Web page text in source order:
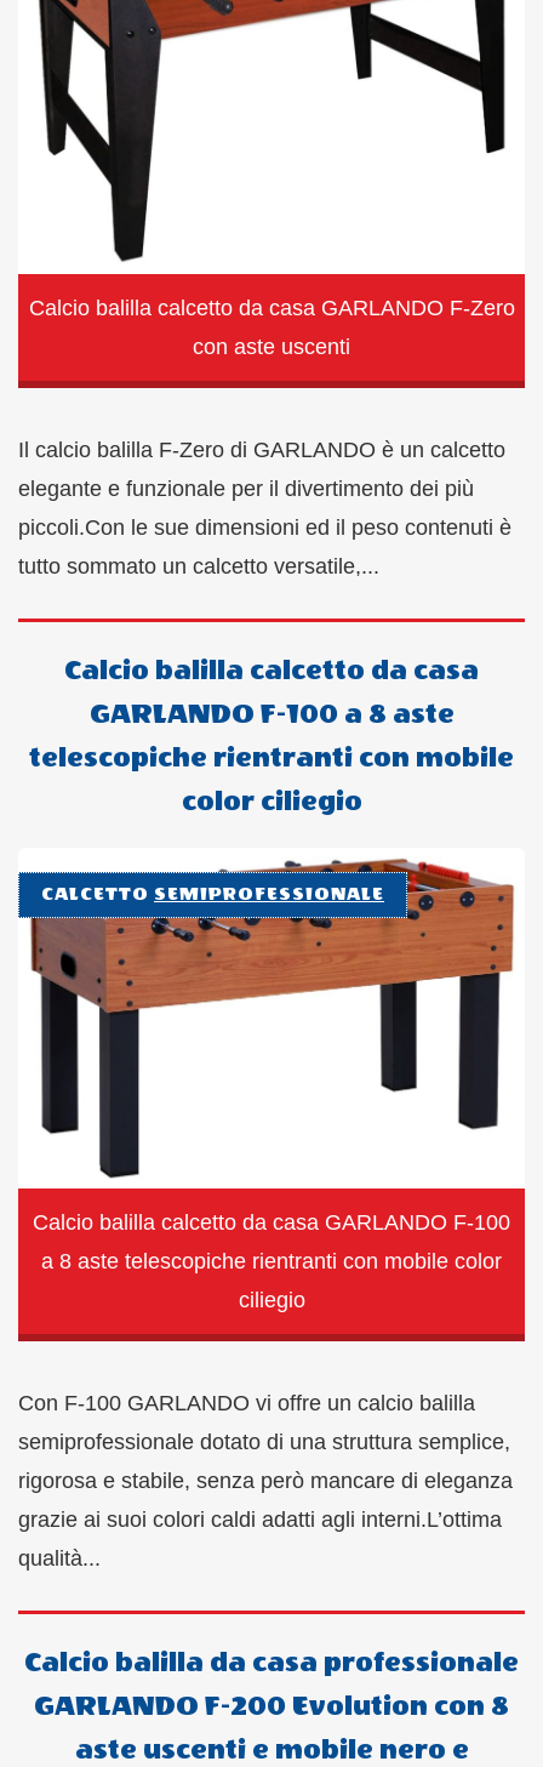
Calcio balilla calcetto da casa GARLANDO F-Zero
con aste uscenti
Il calcio balilla F-Zero di GARLANDO è un calcetto
elegante e funzionale per il divertimento dei più
piccoli.Con le sue dimensioni ed il peso contenuti è
tutto sommato un calcetto versatile,...
Calcio balilla calcetto da casa
GARLANDO F-100 a 8 aste
telescopiche rientranti con mobile
color ciliegio
CALCETTO SEMIPROFESSIONALE
Calcio balilla calcetto da casa GARLANDO F-100
a 8 aste telescopiche rientranti con mobile color
ciliegio
Con F-100 GARLANDO vi offre un calcio balilla
semiprofessionale dotato di una struttura semplice,
rigorosa e stabile, senza però mancare di eleganza
grazie ai suoi colori caldi adatti agli interni.L’ottima
qualità...
Calcio balilla da casa professionale
GARLANDO F-200 Evolution con 8
aste uscenti e mobile nero e